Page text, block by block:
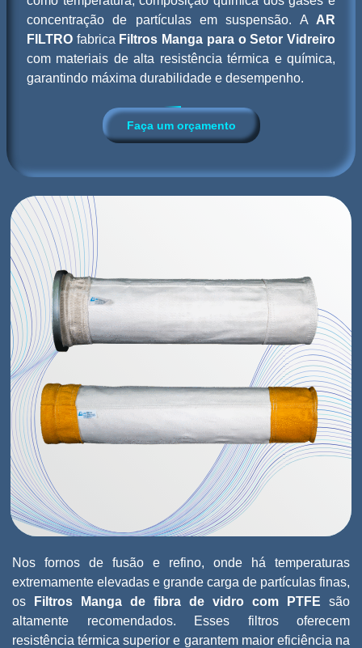
concentração de partículas em suspensão. A AR
FILTRO fabrica Filtros Manga para o Setor Vidreiro
com materiais de alta resistência térmica e química,
garantindo máxima durabilidade e desempenho.
Faça um orçamento
Nos fornos de fusão e refino, onde há temperaturas
extremamente elevadas e grande carga de partículas finas,
os
Filtros Manga de fibra de vidro com PTFE são
altamente recomendados. Esses filtros oferecem
resistência térmica superior e garantem maior eficiência na